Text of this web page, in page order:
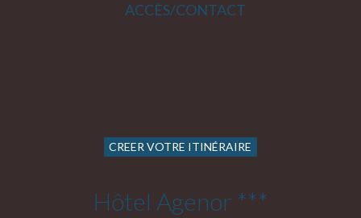
ACCÈS/CONTACT
CREER VOTRE ITINÉRAIRE
Hôtel Agenor ***